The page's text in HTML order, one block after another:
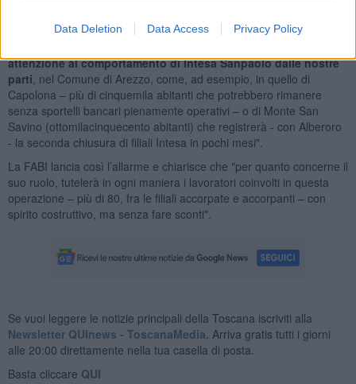
Data Deletion Data Access Privacy Policy
impatto su clienti e sui lavoratori, è opportuno che le
attenzione al comportamento di Intesa Sanpaolo dalle nostre
parti , nel Comune di Arezzo, come, ad esempio, in quello di
Capolona – più di cinquemila abitanti che potrebbero rimanere
senza sportelli bancari pienamente operativi – o di Monte San
Savino (ottomilacinquecento abitanti) che registrerà - con Alberoro
- la seconda chiusura di filiali Intesa in pochi mesi".
La FABI lancia così l’allarme e chiarisce che "per quanto concerne il
suo ruolo, tutelerà in ogni maniera i lavoratori coinvolti in questa
operazione – più di 80, fra le filiali accorpate e accorpanti – con
spirito costruttivo, ma senza fare sconti".
Se vuoi leggere le notizie principali della Toscana iscriviti alla
Newsletter QUInews - ToscanaMedia. Arriva gratis tutti i giorni
alle 20:00 direttamente nella tua casella di posta.
Basta cliccare QUI